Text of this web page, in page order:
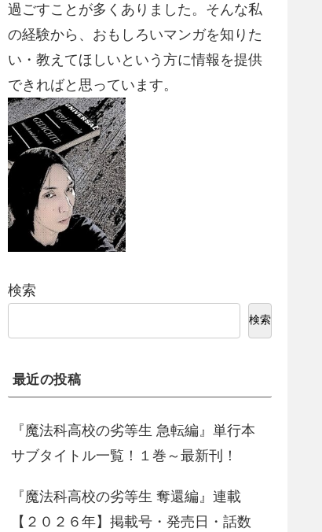
過ごすことが多くありました。そんな私
の経験から、おもしろいマンガを知りた
い・教えてほしいという方に情報を提供
できればと思っています。
検索
検索
最近の投稿
『魔法科高校の劣等生 急転編』単行本
サブタイトル一覧！１巻～最新刊！
『魔法科高校の劣等生 奪還編』連載
【２０２６年】掲載号・発売日・話数